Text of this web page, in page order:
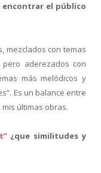
encontrar el público
mezclados con temas
aderezados con
más melódicos y
Es un balance entre
últimas obras.
¿que similitudes y